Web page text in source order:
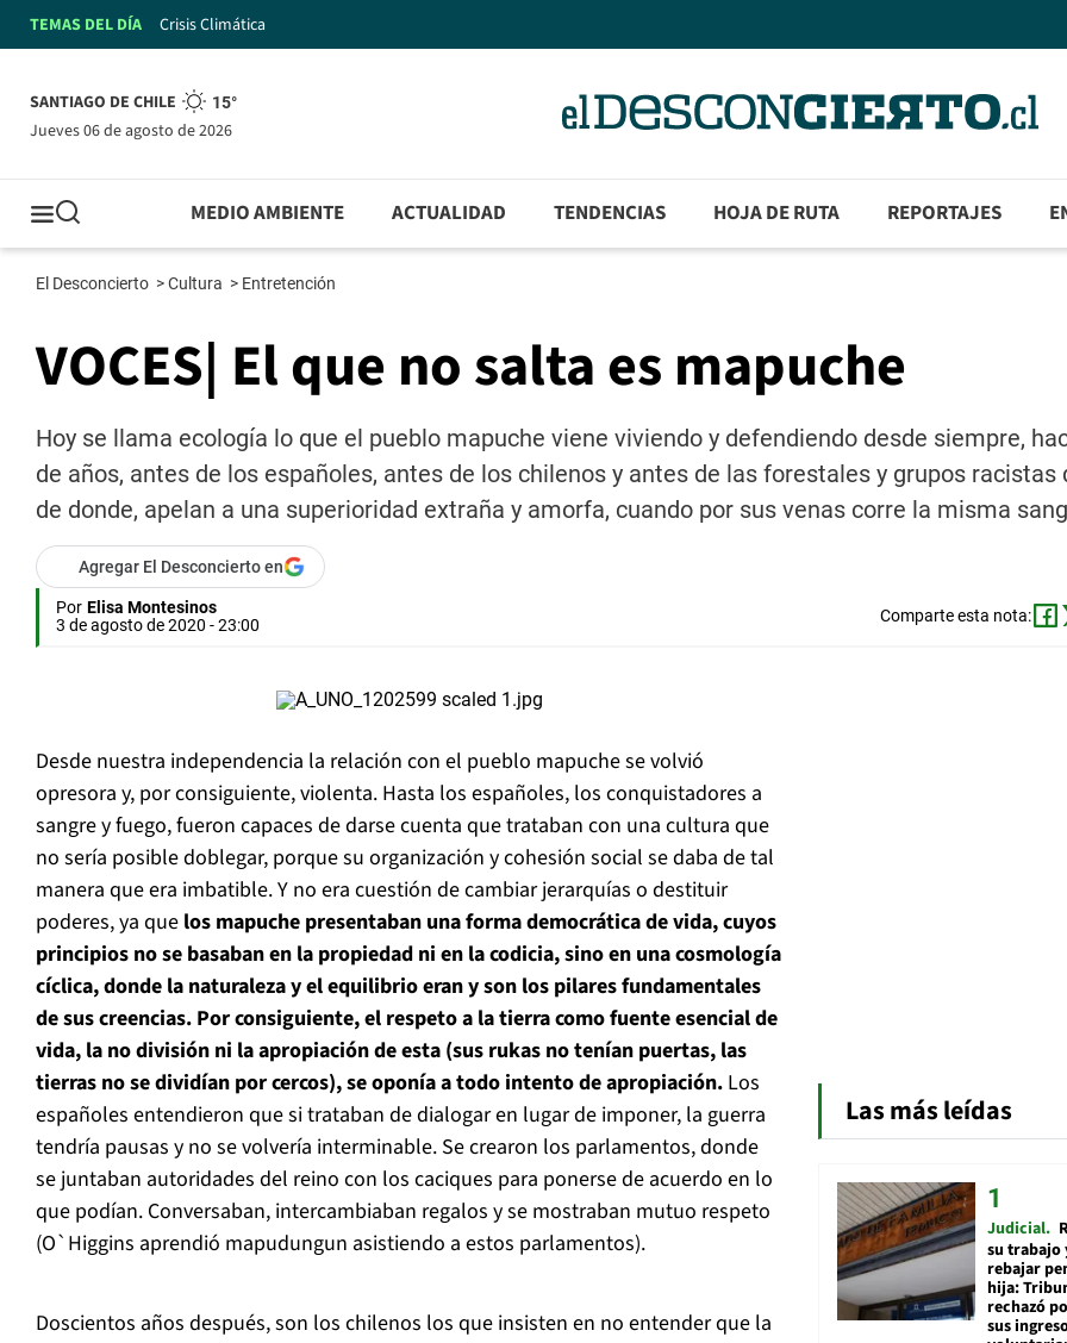
TEMAS DEL DÍA Crisis Climática
SANTIAGO DE CHILE 15°
jueves 06 de agosto de 2026
MEDIO AMBIENTE ACTUALIDAD TENDENCIAS HOJA DE RUTA REPORTAJES
El Desconcierto >Cultura > Entretención
VOCES| El que no salta es mapuche
Hoy se llama ecología lo que el pueblo mapuche viene viviendo y defendiendo desde siempre,
de años, antes de los españoles, antes de los chilenos y antes de las forestales y grupos racistas
de donde, apelan a una superioridad extraña y amorfa, cuando por sus venas corre la misma
Agregar El Desconcierto en
Por Elisa Montesinos
3 de agosto de 2020 - 23:00
Comparte esta nota:
Desde nuestra independencia la relación con el pueblo mapuche se volvió
opresora y, por consiguiente, violenta. Hasta los españoles, los conquistadores a
sangre y fuego, fueron capaces de darse cuenta que trataban con una cultura que
no sería posible doblegar, porque su organización y cohesión social se daba de tal
manera que era imbatible. Y no era cuestión de cambiar jerarquías o destituir
poderes, ya que los mapuche presentaban una forma democrática de vida, cuyos
principios no se basaban en la propiedad ni en la codicia, sino en una cosmología
cíclica, donde la naturaleza y el equilibrio eran y son los pilares fundamentales
de sus creencias. Por consiguiente, el respeto a la tierra como fuente esencial de
vida, la no división ni la apropiación de esta (sus rukas no tenían puertas, las
tierras no se dividían por cercos), se oponía a todo intento de apropiación. Los
españoles entendieron que si trataban de dialogar en lugar de imponer, la guerra
tendría pausas y no se volvería interminable. Se crearon los parlamentos, donde
se juntaban autoridades del reino con los caciques para ponerse de acuerdo en lo
que podían. Conversaban, intercambiaban regalos y se mostraban mutuo respeto
(O`Higgins aprendió mapudungun asistiendo a estos parlamentos).
Doscientos años después, son los chilenos los que insisten en no entender que la
Las más leídas
Judicial
su trabajo
rebajar
hija:
rechazó
sus